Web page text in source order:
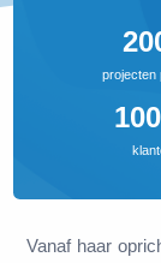
projecten
Vanaf haar